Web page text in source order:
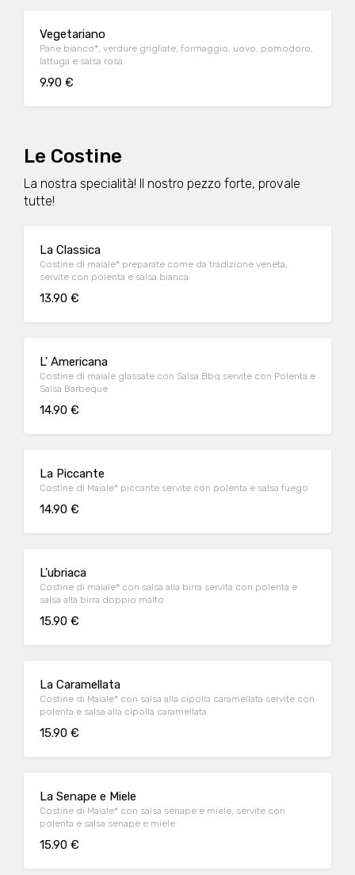
Vegetariano
Pane bianco*, verdure grigliate, formaggio, uovo, pomodoro,
lattuga e salsa rosa
9.90 €
Le Costine
La nostra specialità! Il nostro pezzo forte, provale
tutte!
La Classica
Costine di maiale* preparate come da tradizione veneta,
servite con polenta e salsa bianca
13.90 €
L' Americana
Costine di maiale glassate con Salsa Bbq servite con Polenta e
Salsa Barbeque
14.90 €
La Piccante
Costine di Maiale* piccante servite con polenta e salsa fuego
14.90 €
L'ubriaca
Costine di maiale* con salsa alla birra servita con polenta e
salsa alla birra doppio malto
15.90 €
La Caramellata
Costine di Maiale* con salsa alla cipolla caramellata servite con
polenta e salsa alla cipolla caramellata
15.90 €
La Senape e Miele
Costine di Maiale* con salsa senape e miele, servite con
polenta e salsa senape e miele
15.90 €